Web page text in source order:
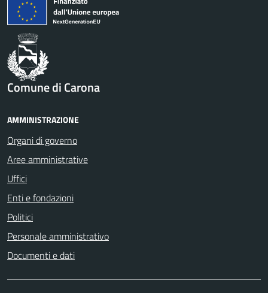
Comune di Carona
AMMINISTRAZIONE
Organi di governo
Aree amministrative
Uffici
Enti e fondazioni
Politici
Personale amministrativo
Documenti e dati